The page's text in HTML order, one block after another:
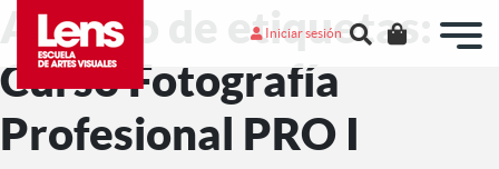
Iniciar sesión
Archivo de etiquetas:
Curso Fotografía
Profesional PRO I